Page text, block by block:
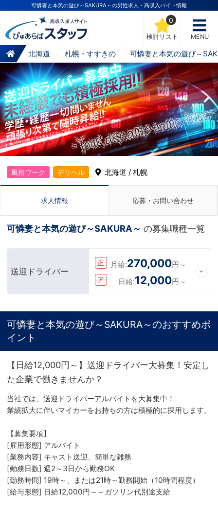
可憐妻と本気の遊び～SAKURA～の男性求人・高収入バイト情報
検討リスト
0
MENU
北海道 札幌・すすきの 可憐妻と本気の遊び～
風俗ワーク デリヘル 北海道 / 札幌
求人情報 応募・お問い合わせ
可憐妻と本気の遊び～SAKURA～ の募集職種一覧
送迎ドライバー
正 月給:270,000円～
ア 日給:12,000円～
可憐妻と本気の遊び～SAKURA～のおすすめポ
イント
【日給12,000円～】送迎ドライバー大募集！安定し
た企業で働きませんか？
当社では、送迎ドライバーアルバイトを大募集中！
業績拡大に伴いマイカーをお持ちの方は積極的に採用します。
【募集要項】
[雇用形態] アルバイト
[業務内容] キャスト送迎、簡単な雑務
[勤務日数] 週2～3日から勤務OK
[勤務時間] 19時～、または21時～勤務開始（10時間程度）
[給与形態] 日給12,000円～＋ガソリン代別途支給